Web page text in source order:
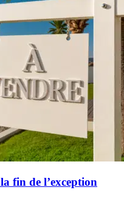
fin de l’exception